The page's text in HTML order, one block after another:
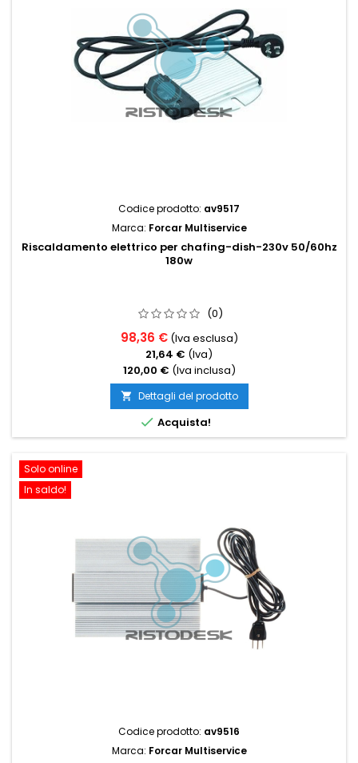
Codice prodotto: av9517
Marca: Forcar Multiservice
Riscaldamento elettrico per chafing-dish-230v 50/60hz
180w
(0)
98,36 € (Iva esclusa)
21,64 € (Iva)
120,00 € (Iva inclusa)
 Dettagli del prodotto
 Acquista!
Solo online
In saldo!
Codice prodotto: av9516
Marca: Forcar Multiservice